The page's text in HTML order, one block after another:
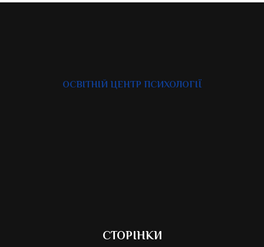
ОСВІТНІЙ ЦЕНТР ПСИХОЛОГІЇ
СТОРІНКИ